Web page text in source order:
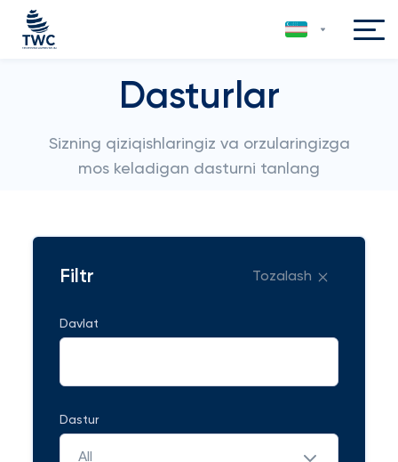
Dasturlar
Sizning qiziqishlaringiz va orzularingizga
mos keladigan dasturni tanlang
Filtr Tozalash
Davlat
Dastur
All